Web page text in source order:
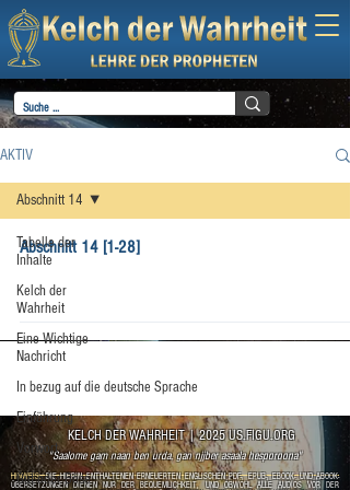
AKTIV
Tabelle der
Inhalte
Kelch der
Wahrheit
Eine Wichtige
Nachricht
In bezug auf die deutsche Sprache
Einführung
Vorwort
Gut oder Böse
Abschnitt 14
Abschnitt 14 [1-28]
KELCH DER WAHRHEIT|2025 US.FIGU.ORG
"Saalome gam naan ben urda, gan njjber asaala hesporoona"
HINWEIS: DIE HIERIN ENTHALTENEN ERNEUERTEN ENGLISCHEN PDF-, EPUB-, EBOOK- UND ABOOK-
ÜBERSETZUNGEN DIENEN NUR DER BEQUEMLICHKEIT, UND OBWOHL ALLE AUDIOS VOR DER